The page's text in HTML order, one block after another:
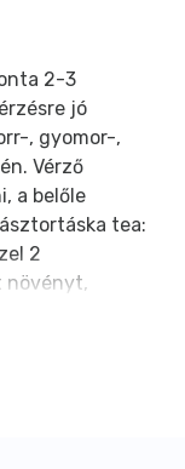
2-3
jó
, gyomor-,
Vérző
a belőle
tea:
2
növényt,